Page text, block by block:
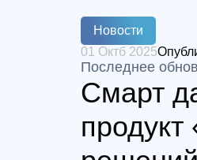
Новости
01 Октб 2025
Последнее
Смарт